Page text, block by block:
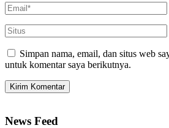
Simpan nama, email, dan situs web
untuk komentar saya berikutnya.
News Feed